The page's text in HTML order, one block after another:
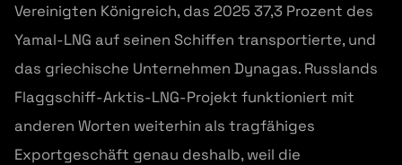
Vereinigten Königreich, das 2025 37,3 Prozent des
Yamal-LNG auf seinen Schiffen transportierte, und
das griechische Unternehmen Dynagas. Russlands
Flaggschiff-Arktis-LNG-Projekt funktioniert mit
anderen Worten weiterhin als tragfähiges
Exportgeschäft genau deshalb, weil die